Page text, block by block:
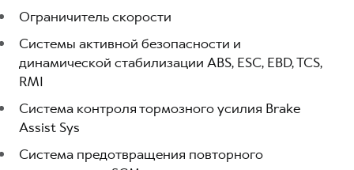
Ограничитель скорости
Системы активной безопасности и
динамической стабилизации ABS, ESC, EBD, TCS,
RMI
Система контроля тормозного усилия Brake
Assist Sys
Система предотвращения повторного